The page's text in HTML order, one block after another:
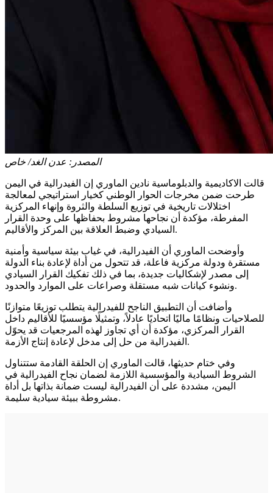
المصدر: عدن الغد/ خاص
قالت الاكاديمية والدبلوماسية نادين الماوري إن الفيدرالية في اليمن
طرحت ضمن مخرجات الحوار الوطني كخيار استراتيجي لمعالجة
اختلالات تاريخية في توزيع السلطة والثروة وإنهاء المركزية
المفرطة، مؤكدة أن نجاحها مشروط بحفاظها على وحدة القرار
السيادي وضبط العلاقة بين المركز والأقاليم.
وأوضحت الماوري أن الفيدرالية، في غياب بيئة سياسية وأمنية
مستقرة ودولة مركزية فاعلة، قد تتحول من أداة لإعادة بناء الدولة
إلى مصدر لإشكاليات جديدة، بما في ذلك تفكيك القرار السيادي
ونشوء كيانات شبه مستقلة وصراعات على الموارد والحدود.
وأضافت أن التطبيق الناجح للفيدرالية يتطلب توزيعًا متوازنًا
للصلاحيات ونظامًا ماليًا اتحاديًا عادلاً، وتمثيلًا مؤسسيًا للأقاليم داخل
القرار المركزي، مؤكدة أن أي تجاوز لهذه المرجعيات قد يحوّل
الفيدرالية من حل إلى مدخل لإعادة إنتاج الأزمة.
وفي ختام حديثها، قالت الماوري إن الحلقة القادمة ستتناول
الشروط السيادية والمؤسسية اللازمة لضمان نجاح الفيدرالية في
اليمن، مشددة على أن الفيدرالية ليست ضمانة بذاتها بل أداة
مشروطة ببيئة سيادية سليمة.